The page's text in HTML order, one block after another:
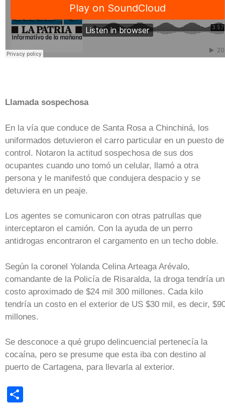
Llamada sospechosa
En la vía que conduce de Santa Rosa a Chinchiná, los
uniformados detuvieron el carro particular en un puesto de
control. Notaron la actitud sospechosa de sus dos
ocupantes cuando uno tomó un celular, llamó a otra
persona y le manifestó que condujera despacio y se
detuviera en un peaje.
Los agentes se comunicaron con otras patrullas que
interceptaron el camión. Con la ayuda de un perro
antidrogas encontraron el cargamento en un techo doble.
Según la coronel Yolanda Celina Arteaga Arévalo,
comandante de la Policía de Risaralda, la droga tendría un
costo aproximado de $24 mil 300 millones. Cada kilo
tendría un costo en el exterior de US $30 mil, es decir,
millones.
Se desconoce a qué grupo delincuencial pertenecía la
cocaína, pero se presume que esta iba con destino al
puerto de Cartagena, para llevarla al exterior.